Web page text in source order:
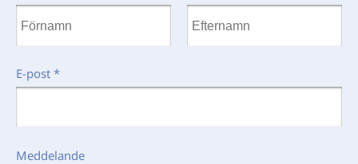
E-post *
Meddelande